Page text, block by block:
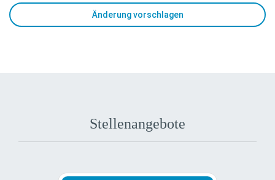
Änderung vorschlagen
Stellenangebote